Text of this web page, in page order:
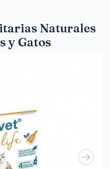
Naturales
y Gatos